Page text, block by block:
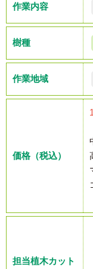
作業内容
樹種
作業地域
価格（税込）
担当植木カット